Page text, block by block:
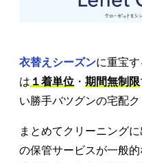
衣替えシーズンに重宝す
は １着単位 ・ 期間無制限
い勝手バツグンの宅配ク
まとめてクリーニング
の保管サービスが一般的